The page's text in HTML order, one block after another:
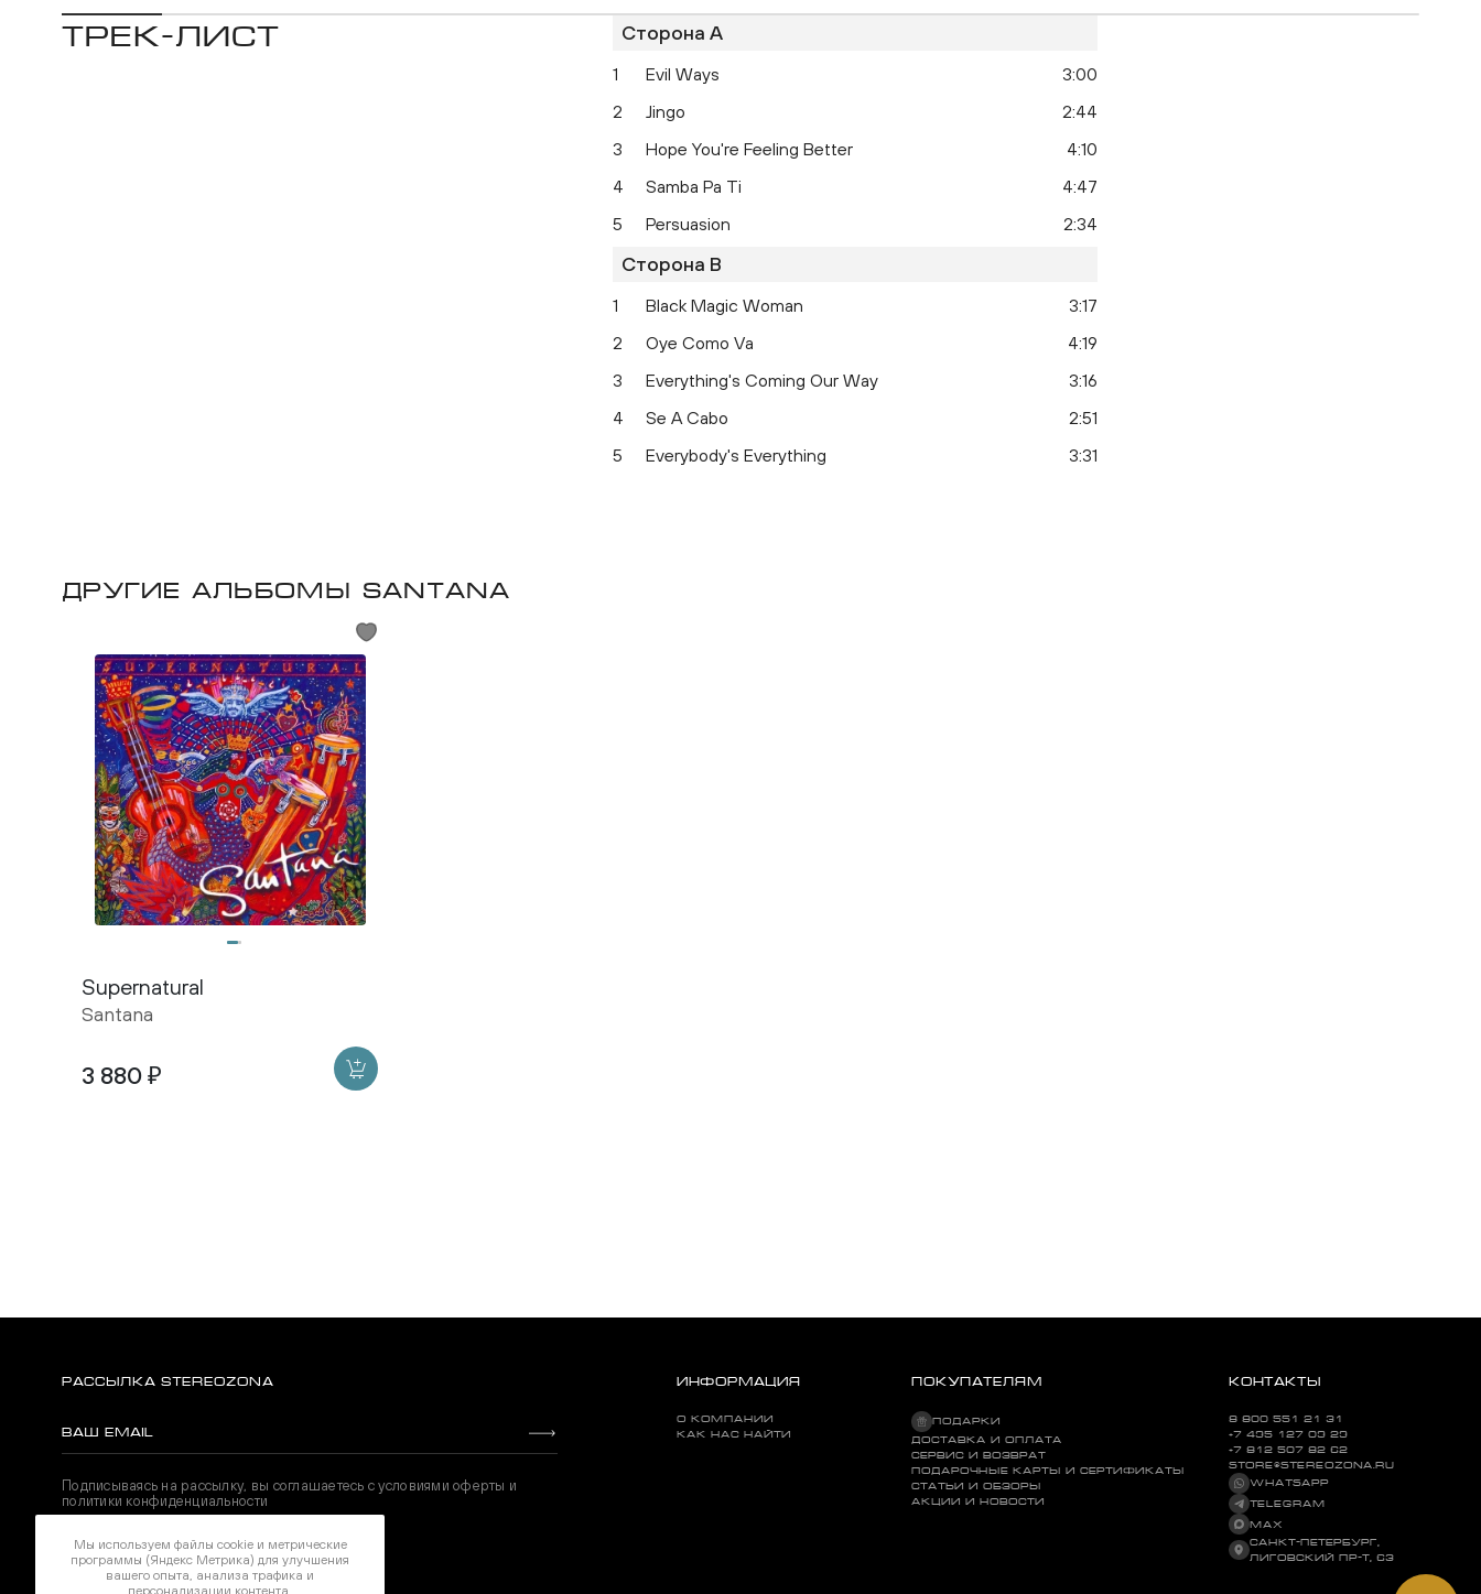
ТРЕК-ЛИСТ Сторона A
1 Evil Ways
3:00
2
Jingo
2:44
3
Hope You're Feeling Better
4:10
4
Samba Pa Ti
4:47
5
Persuasion 2:34
Сторона B
1 Black Magic Woman
3:17
2
Oye Como Va
4:19
3
Everything's Coming Our Way
3:16
4
Se A Cabo
2:51
5
Everybody's Everything 3:31
Другие альбомы Santana
Santana
Supernatural
3 880 ₽
РАССЫЛКА STEREOZONA
Подписываясь на рассылку, вы соглашаетесь с условиями оферты и
политики конфиденциальности
НАШИ СОЦИАЛЬНЫЕ СЕТИ
ИНФОРМАЦИЯ
О КОМПАНИИ
КАК НАС НАЙТИ
ПОКУПАТЕЛЯМ
ПОДАРКИ
ДОСТАВКА И ОПЛАТА
СЕРВИС И ВОЗВРАТ
ПОДАРОЧНЫЕ КАРТЫ И СЕРТИФИКАТЫ
СТАТЬИ И ОБЗОРЫ
АКЦИИ И НОВОСТИ
КОНТАКТЫ
8 800 551 21 31
+7 495 127 09 29
+7 812 507 82 62
STORE@STEREOZONA.RU
WHATSAPP
TELEGRAM
MAX
САНКТ-ПЕТЕРБУРГ,
ЛИГОВСКИЙ ПР-Т, 63
Мы используем файлы cookie и метрические
программы (Яндекс Метрика) для улучшения
вашего опыта, анализа трафика и
персонализации контента.